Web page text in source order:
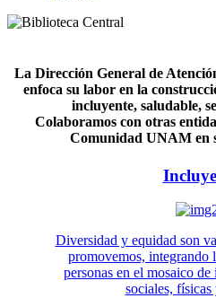
La Dirección General de
enfoca su labor en la
incluyente, saludable,
Colaboramos con otras
Comunidad UNAM en
Diversidad y equidad son
promovemos, integrando
personas en el mosaico
sociales, físicas